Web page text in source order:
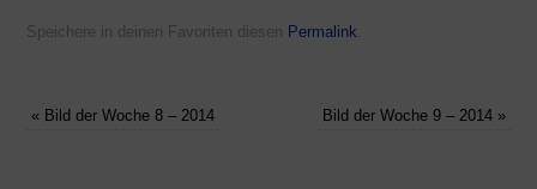
Speichere in deinen Favoriten diesen Permalink
«Bild der Woche 8 – 2014 Bild der Woche 9 – 2014 »